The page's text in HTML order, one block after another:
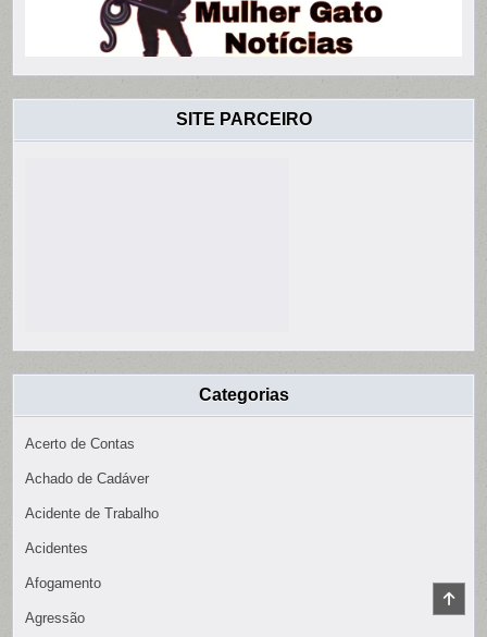
SITE PARCEIRO
Categorias
Acerto de Contas
Achado de Cadáver
Acidente de Trabalho
Acidentes
Afogamento
Agressão
TO